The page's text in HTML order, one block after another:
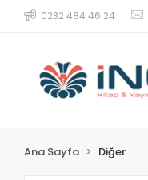
0232 484 46 24
Ana Sayfa Diğer